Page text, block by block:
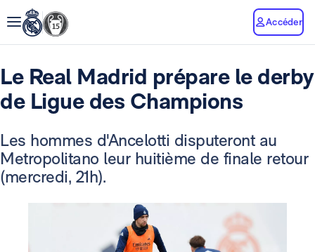
Accéder
Le Real Madrid prépare le derby
de Ligue des Champions
Les hommes d'Ancelotti disputeront au
Metropolitano leur huitième de finale retour
(mercredi, 21h).